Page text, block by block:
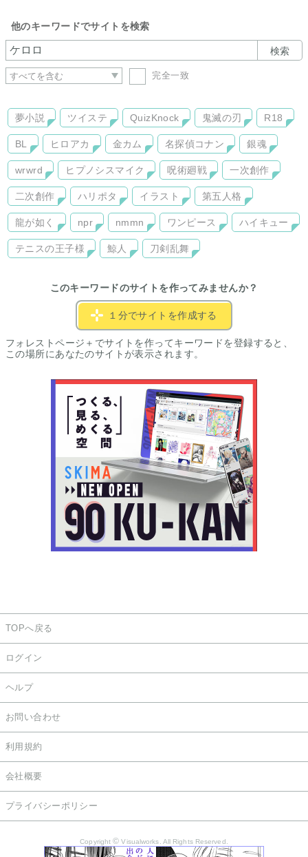
他のキーワードでサイトを検索
検索
完全一致
夢小説 ツイステ QuizKnock 鬼滅の刃 R18
BL ヒロアカ 金カム 名探偵コナン 銀魂
wrwrd ヒプノシスマイク 呪術廻戦 一次創作
二次創作 ハリポタ イラスト 第五人格
龍が如く npr nmmn ワンピース ハイキュー
テニスの王子様 鯨人 刀剣乱舞
このキーワードのサイトを作ってみませんか？
１分でサイトを作成する
フォレストページ＋でサイトを作ってキーワードを登録すると、
この場所にあなたのサイトが表示されます。
TOPへ戻る
ログイン
ヘルプ
お問い合わせ
利用規約
会社概要
プライバシーポリシー
Copyright© Visualworks. All Rights Reserved.